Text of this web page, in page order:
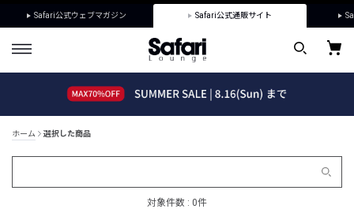
Safari公式ウェブマガジン Safari公式通販サイト
ホーム 選択した商品
対象件数 : 0件